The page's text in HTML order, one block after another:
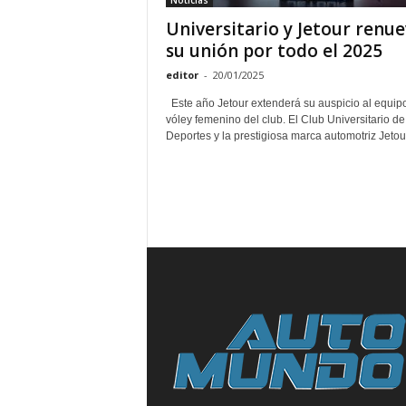
Universitario y Jetour
su unión por todo el 2025
editor - 20/01/2025
Este año Jetour extenderá su auspicio al
vóley femenino del club. El Club Universitario de
Deportes y la prestigiosa marca automotriz